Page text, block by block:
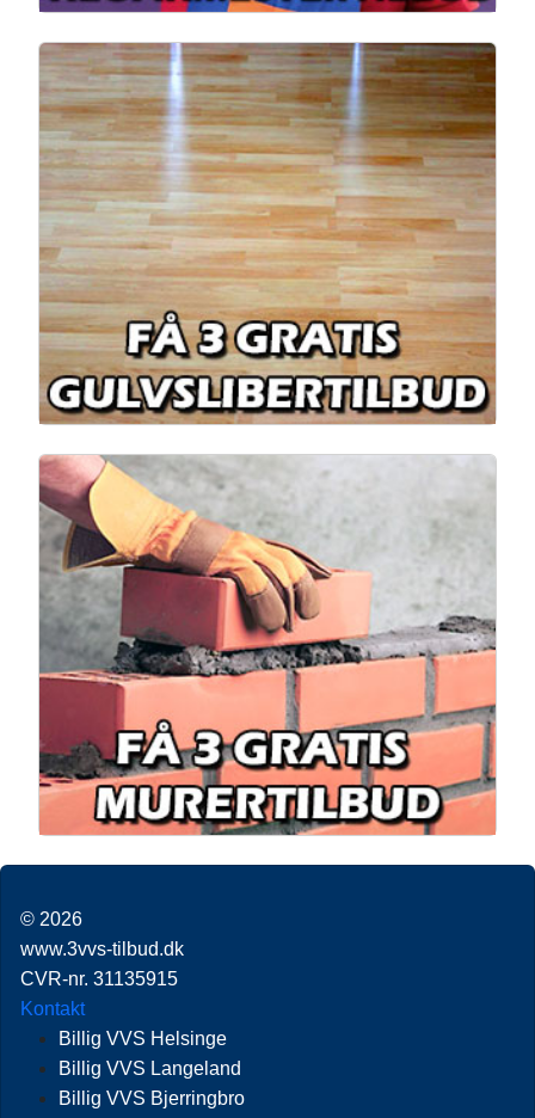
© 2026
www.3vvs-tilbud.dk
CVR-nr. 31135915
Kontakt
Billig VVS Helsinge
Billig VVS Langeland
Billig VVS Bjerringbro